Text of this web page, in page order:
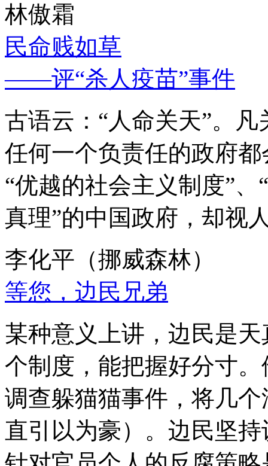
林傲霜
民命贱如草
——评“杀人疫苗”事件
古语云：“人命关天”。
任何一个负责任的政府
“优越的社会主义制度”
真理”的中国政府，却视
李化平（挪威森林）
等您，边民兄弟
某种意义上讲，边民是
个制度，能把握好分寸
调查躲猫猫事件，将几
直引以为豪）。边民坚